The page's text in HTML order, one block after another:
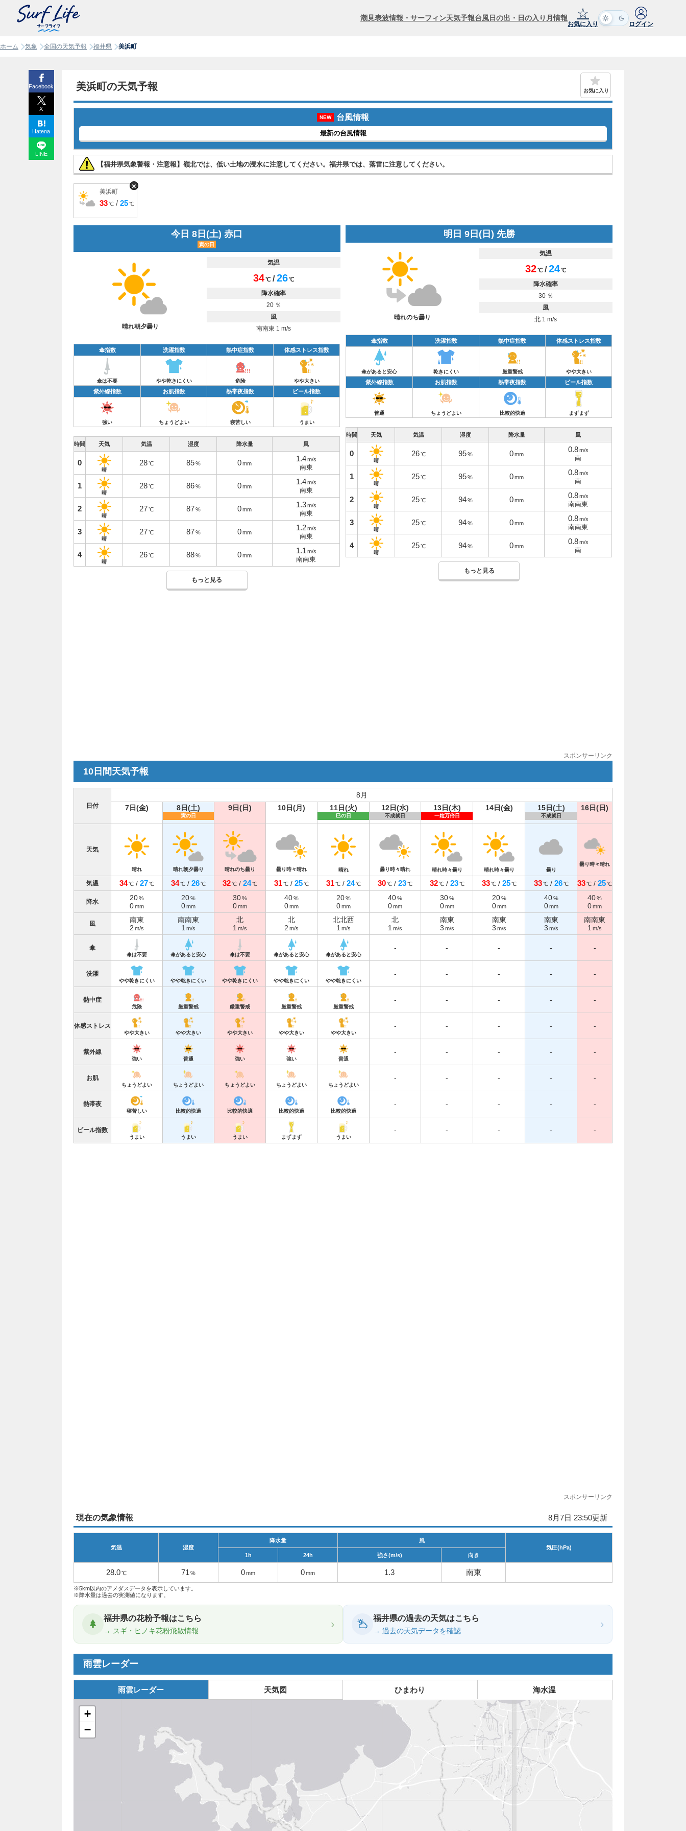
潮見表波情報・サーフィン天気予報台風日の出・日の入り 月情報 ☆
お気に入り ログイン
ホーム 気象 全国の天気予報 福井県 美浜町
美浜町の天気予報 お気に入り
NEW 台風情報
最新の台風情報
【福井県気象警報・注意報】嶺北では、低い土地の浸水に注意してください。福井県では、落雷に注意してください。
美浜町
33℃ / 25℃
×
今日 8日(土) 赤口
寅の日
晴れ朝夕曇り
気温
34℃ /26℃
降水確率
20 ％
風
南南東 1 m/s
傘指数 洗濯指数 熱中症指数 体感ストレス指数
傘は不要 やや乾きにくい 危険 やや大きい
紫外線指数 お肌指数 熱帯夜指数 ビール指数
強い ちょうどよい 寝苦しい うまい
時間 天気 気温 湿度 降水量 風
0
晴
28 ℃ 85 % 0mm
1.4 m/s
南東
1
晴
28 ℃ 86 % 0mm
1.4 m/s
南東
2
晴
27 ℃ 87 % 0mm
1.3 m/s
南東
3
晴
27 ℃ 87 % 0mm
1.2 m/s
南東
4
晴
26 ℃ 88 % 0mm
1.1 m/s
南南東
もっと見る
明日 9日(日) 先勝
晴れのち曇り
気温
32℃ /24℃
降水確率
30 ％
風
北 1 m/s
傘指数 洗濯指数 熱中症指数 体感ストレス指数
傘があると安心 乾きにくい 厳重警戒 やや大きい
紫外線指数 お肌指数 熱帯夜指数 ビール指数
普通 ちょうどよい 比較的快適 まずまず
時間 天気 気温 湿度 降水量 風
0
晴
26℃ 95% 0mm
0.8m/s
南
1
晴
25℃ 95% 0mm
0.8m/s
南
2
晴
25℃ 94% 0mm
0.8m/s
南南東
3
晴
25℃ 94% 0mm
0.8m/s
南南東
4
晴
25℃ 94% 0mm
0.8m/s
南
もっと見る
スポンサーリンク
10日間天気予報
日付
8月
7日(金)
8日(土)
寅の日
9日(日) 10日(月) 11日(火)
巳の日
12日(水)
不成就日
13日(木)
一粒万倍日
14日(金) 15日(土)
不成就日
16日(日)
天気
晴れ 晴れ朝夕曇り 晴れのち曇り 曇り時々晴れ 晴れ 曇り時々晴れ 晴れ時々曇り 晴れ時々曇り 曇り
曇り時々晴れ
気温 34℃ / 27℃ 34℃ / 26℃ 32℃ / 24℃ 31℃ / 25℃ 31 ℃/ 24 ℃ 30℃ / 23℃ 32 ℃/ 23 ℃ 33 ℃/ 25 ℃ 33 ℃/ 26 ℃ 33℃ / 25℃
降水 20%
0mm
20%
0mm
30%
0mm
40%
0mm
20 %
0 mm
40%
0mm
30 %
0 mm
20 %
0 mm
40 %
0 mm
40%
0mm
風
南東
2 m/s
南南東
1 m/s
北
1 m/s
北
2 m/s
北北西
1 m/s
北
1 m/s
南東
3 m/s
南東
3 m/s
南東
3 m/s
南南東
1 m/s
傘
傘は不要 傘があると安心 傘は不要 傘があると安心 傘があると安心
- - - - -
洗濯
やや乾きにくい やや乾きにくい やや乾きにくい やや乾きにくい やや乾きにくい
- - - - -
熱中症
危険 厳重警戒 厳重警戒 厳重警戒 厳重警戒
- - - - -
体感ストレス
やや大きい やや大きい やや大きい やや大きい やや大きい
- - - - -
紫外線
強い 普通 強い 強い 普通
- - - - -
お肌
ちょうどよい ちょうどよい ちょうどよい ちょうどよい ちょうどよい
- - - - -
熱帯夜
寝苦しい 比較的快適 比較的快適 比較的快適 比較的快適
- - - - -
ビール指数
うまい うまい うまい まずまず うまい
- - - - -
スポンサーリンク
現在の気象情報 8月7日 23:50更新
気温 湿度
降水量
風
気圧(hPa)
1h
24h 強さ(m/s) 向き
28.0 ℃ 71 % 0mm 0mm 1.3 南東
※5km以内のアメダスデータを表示しています。
※降水量は過去の実測値になります。
福井県の花粉予報はこちら
→ スギ・ヒノキ花粉飛散情報
› 福井県の過去の天気はこちら
→ 過去の天気データを確認
›
雨雲レーダー
雨雲レーダー 天気図 ひまわり 海水温
+
−
Facebook
X
Hatena
LINE